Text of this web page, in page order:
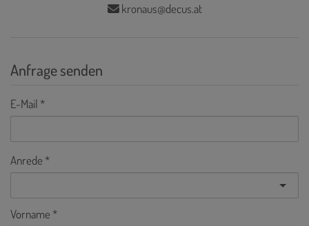
kronaus@decus.at
Anfrage senden
E-Mail
Anrede
Vorname